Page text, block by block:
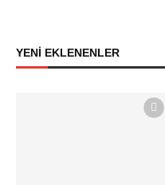
YENİ EKLENENLER